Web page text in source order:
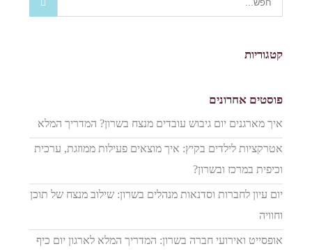
קטגוריות
פוסטים אחרונים
איך מארגנים יום גיבוש עובדים מנצח בשרון? המדריך המלא
אטרקציות לילדים בקיץ: איך מוצאים פעילות ממוזגת, ערכית
וכיפית במרכז ובשרון?
יום עיון לחברות וסדנאות מנהלים בשרון: שילוב מנצח של תוכן
וחוויה
אופסייט ואירועי חברה בשרון: המדריך המלא לארגון יום כיף